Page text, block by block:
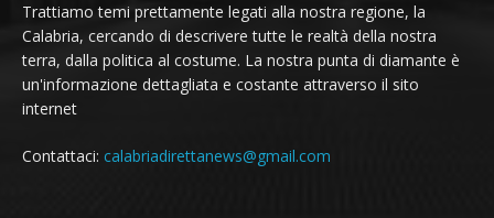
Trattiamo temi prettamente legati alla nostra regione, la
Calabria, cercando di descrivere tutte le realtà della nostra
terra, dalla politica al costume. La nostra punta di diamante è
un'informazione dettagliata e costante attraverso il sito
internet
Contattaci: calabriadirettanews@gmail.com